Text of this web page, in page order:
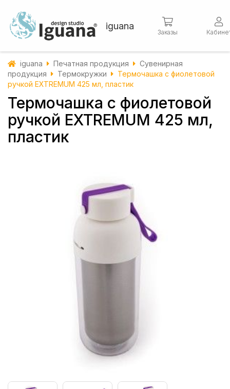
iguana
Заказы
iguana Печатная продукция
Сувенирная
продукция
Термокружки
Термочашка с фиолетовой
ручкой EXTREMUM 425 мл, пластик
Термочашка с фиолетовой
ручкой EXTREMUM 425 мл,
пластик